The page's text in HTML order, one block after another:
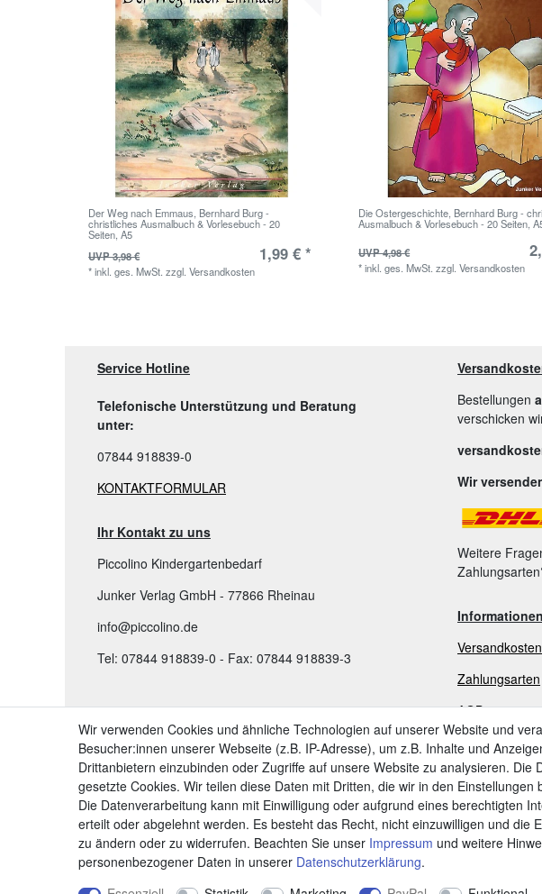
Der Weg nach Emmaus, Bernhard Burg -
christliches Ausmalbuch & Vorlesebuch - 20
Seiten, A5
UVP 3,98 €
1,99 € *
*inkl. ges. MwSt. zzgl.Versandkosten
Die Ostergeschichte, Bernhard Burg -
Ausmalbuch & Vorlesebuch - 20 Seiten,
UVP 4,98 €
*inkl. ges. MwSt. zzgl.Versandkosten
Service Hotline
Telefonische Unterstützung und Beratung
unter:
07844 918839-0
KONTAKTFORMULAR
Ihr Kontakt zu uns
Piccolino Kindergartenbedarf
Junker Verlag GmbH - 77866 Rheinau
info@piccolino.de
Tel: 07844 918839-0 - Fax: 07844 918839-3
TOP KATEGORIEN:
➤ Kindergartenbedarf
➤ Bastelbedarf & Künstlerbedarf Kinder
➤ Grundschule: Lernen & Lehren
Bestellungen
verschicken
Wir
Weitere
Informationen
Versandkosten
Zahlungsarten
AGB
Widerrufsrecht
Vertrag
Impressum
Wir verwenden Cookies und ähnliche Technologien auf unserer Website und
Besucher:innen unserer Webseite (z.B. IP-Adresse), um z.B. Inhalte und
Drittanbietern einzubinden oder Zugriffe auf unsere Website zu analysieren. Die
gesetzte Cookies. Wir teilen diese Daten mit Dritten, die wir in den Einstellungen
Die Datenverarbeitung kann mit Einwilligung oder aufgrund eines berechtigten
erteilt oder abgelehnt werden. Es besteht das Recht, nicht einzuwilligen und die
zu ändern oder zu widerrufen. Beachten Sie unser Impressum und weitere
personenbezogener Daten in unserer Daten­schutz­erklärung.